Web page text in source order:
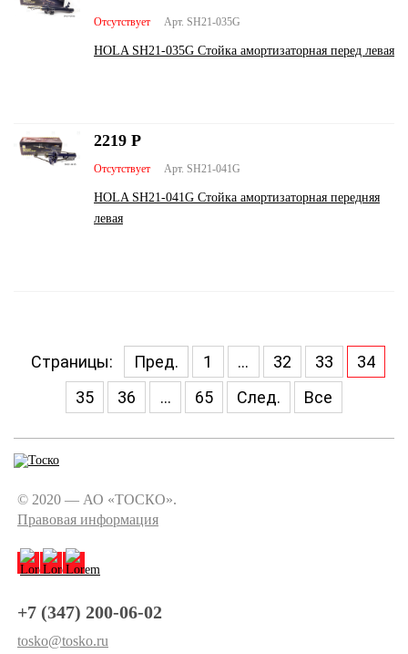
Арт. SH21-035G
Отсутствует
HOLA SH21-035G Стойка амортизаторная перед левая
Арт. SH21-041G
Отсутствует
HOLA SH21-041G Стойка амортизаторная передняя
левая
2219 Р
Страницы: Пред. 1 ... 32 33
34
35
36 ... 65 След. Все
© 2020 — АО «ТОСКО».
Правовая информация
+7 (347) 200-06-02
tosko@tosko.ru